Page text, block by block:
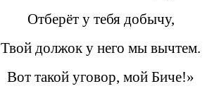
Отберёт у тебя добычу,
Твой должок у него мы вычтем.
Вот такой уговор, мой Биче!»